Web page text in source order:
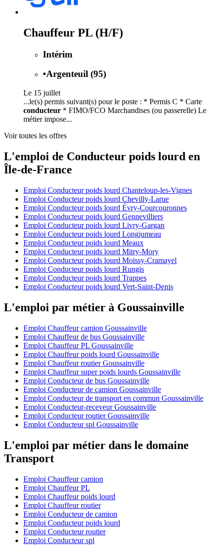
Chauffeur PL (H/F)
Intérim
•Argenteuil (95)
Le 15 juillet
...le(s) permis suivant(s) pour le poste : * Permis C * Carte
conducteur * FIMO/FCO Marchandises (ou passerelle) Le
métier impose...
Voir toutes les offres
L'emploi de Conducteur poids lourd en
Île-de-France
Emploi Conducteur poids lourd Chanteloup-les-Vignes
Emploi Conducteur poids lourd Chevilly-Larue
Emploi Conducteur poids lourd Évry-Courcouronnes
Emploi Conducteur poids lourd Gennevilliers
Emploi Conducteur poids lourd Livry-Gargan
Emploi Conducteur poids lourd Longjumeau
Emploi Conducteur poids lourd Meaux
Emploi Conducteur poids lourd Mitry-Mory
Emploi Conducteur poids lourd Moissy-Cramayel
Emploi Conducteur poids lourd Rungis
Emploi Conducteur poids lourd Trappes
Emploi Conducteur poids lourd Vert-Saint-Denis
L'emploi par métier à Goussainville
Emploi Chauffeur camion Goussainville
Emploi Chauffeur de bus Goussainville
Emploi Chauffeur PL Goussainville
Emploi Chauffeur poids lourd Goussainville
Emploi Chauffeur routier Goussainville
Emploi Chauffeur super poids lourds Goussainville
Emploi Conducteur de bus Goussainville
Emploi Conducteur de camion Goussainville
Emploi Conducteur de transport en commun Goussainville
Emploi Conducteur-receveur Goussainville
Emploi Conducteur routier Goussainville
Emploi Conducteur spl Goussainville
L'emploi par métier dans le domaine
Transport
Emploi Chauffeur camion
Emploi Chauffeur PL
Emploi Chauffeur poids lourd
Emploi Chauffeur routier
Emploi Conducteur de camion
Emploi Conducteur poids lourd
Emploi Conducteur routier
Emploi Conducteur spl